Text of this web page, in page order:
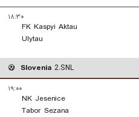
۱۸:۳۰
FK Kaspyi Aktau
Ulytau
Slovenia 2.SNL
۱۹:۰۰
NK Jesenice
Tabor Sezana